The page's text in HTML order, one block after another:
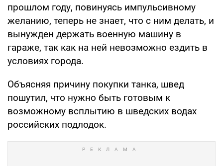
прошлом году, повинуясь импульсивному
желанию, теперь не знает, что с ним делать, и
вынужден держать военную машину в
гараже, так как на ней невозможно ездить в
условиях города.
Объясняя причину покупки танка, швед
пошутил, что нужно быть готовым к
возможному всплытию в шведских водах
российских подлодок.